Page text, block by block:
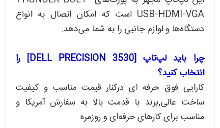
USB-HDMI-VGA است که امکان اتصال به انواع
دستگاه‌ها و لوازم جانبی را به شما می‌دهد.
چرا باید لپ‌تاپ [DELL PRECISION 3530] را
انتخاب کنید؟
کارایی فوق حرفه ای درکنار قیمت مناسب و کیفیت
ساخت عالی,برند با قدمت بالا به سفارش آمریکا و
مناسب برای کارهای حرفه‌ای و روزمره